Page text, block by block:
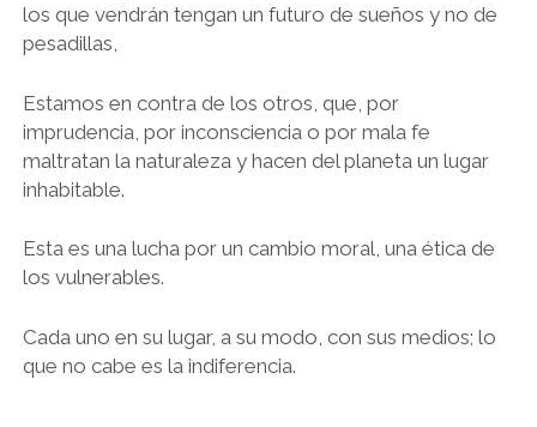
los que vendrán tengan un futuro de sueños y no de
pesadillas,
Estamos en contra de los otros, que, por
imprudencia, por inconsciencia o por mala fe
maltratan la naturaleza y hacen del planeta un lugar
inhabitable.
Esta es una lucha por un cambio moral, una ética de
los vulnerables.
Cada uno en su lugar, a su modo, con sus medios; lo
que no cabe es la indiferencia.